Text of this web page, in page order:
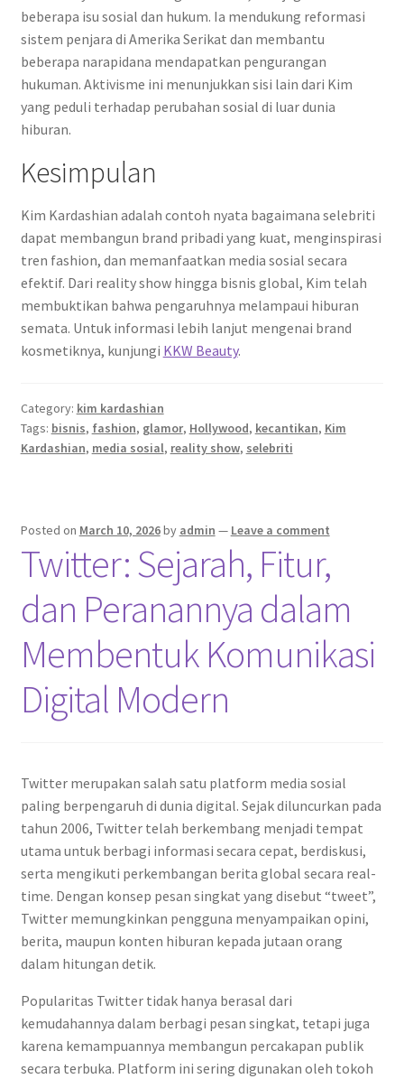
beberapa isu sosial dan hukum. Ia mendukung reformasi
sistem penjara di Amerika Serikat dan membantu
beberapa narapidana mendapatkan pengurangan
hukuman. Aktivisme ini menunjukkan sisi lain dari Kim
yang peduli terhadap perubahan sosial di luar dunia
hiburan.
Kesimpulan
Kim Kardashian adalah contoh nyata bagaimana selebriti
dapat membangun brand pribadi yang kuat, menginspirasi
tren fashion, dan memanfaatkan media sosial secara
efektif. Dari reality show hingga bisnis global, Kim telah
membuktikan bahwa pengaruhnya melampaui hiburan
semata. Untuk informasi lebih lanjut mengenai brand
kosmetiknya, kunjungi KKW Beauty.
Category: kim kardashian
Tags: bisnis, fashion, glamor, Hollywood, kecantikan, Kim
Kardashian, media sosial, reality show, selebriti
Posted on March 10, 2026by admin — Leave a comment
Twitter: Sejarah, Fitur,
dan Peranannya dalam
Membentuk Komunikasi
Digital Modern
Twitter merupakan salah satu platform media sosial
paling berpengaruh di dunia digital. Sejak diluncurkan pada
tahun 2006, Twitter telah berkembang menjadi tempat
utama untuk berbagi informasi secara cepat, berdiskusi,
serta mengikuti perkembangan berita global secara real-
time. Dengan konsep pesan singkat yang disebut “tweet”,
Twitter memungkinkan pengguna menyampaikan opini,
berita, maupun konten hiburan kepada jutaan orang
dalam hitungan detik.
Popularitas Twitter tidak hanya berasal dari
kemudahannya dalam berbagi pesan singkat, tetapi juga
karena kemampuannya membangun percakapan publik
secara terbuka. Platform ini sering digunakan oleh tokoh